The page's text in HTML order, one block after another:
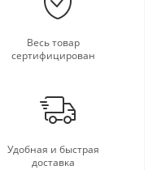
Весь товар
сертифицирован
Удобная и быстрая
доставка